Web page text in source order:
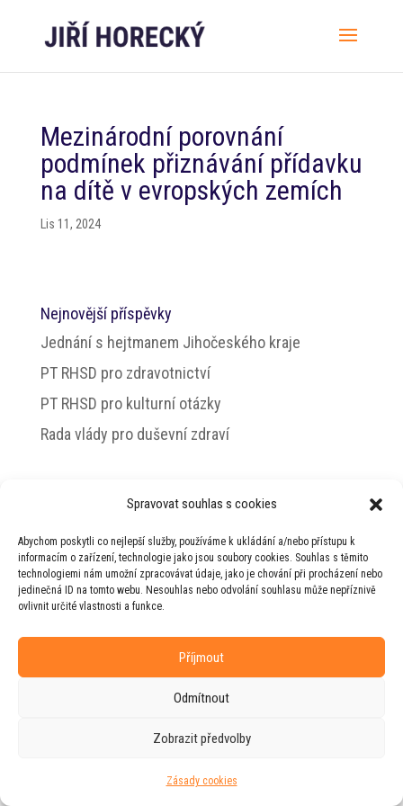
Spravovat souhlas s cookies
Abychom poskytli co nejlepší služby, používáme k ukládání a/nebo přístupu k
informacím o zařízení, technologie jako jsou soubory cookies. Souhlas s těmito
technologiemi nám umožní zpracovávat údaje, jako je chování při procházení nebo
jedinečná ID na tomto webu. Nesouhlas nebo odvolání souhlasu může nepříznivě
ovlivnit určité vlastnosti a funkce.
Příjmout
Odmítnout
Zobrazit předvolby
Zásady cookies
Mezinárodní porovnání
podmínek přiznávání přídavku
na dítě v evropských zemích
Lis 11, 2024
Nejnovější příspěvky
Jednání s hejtmanem Jihočeského kraje
PT RHSD pro zdravotnictví
PT RHSD pro kulturní otázky
Rada vlády pro duševní zdraví
Horeckého
Web vytvořila firmaRUDIve spolupráci s
agenturou